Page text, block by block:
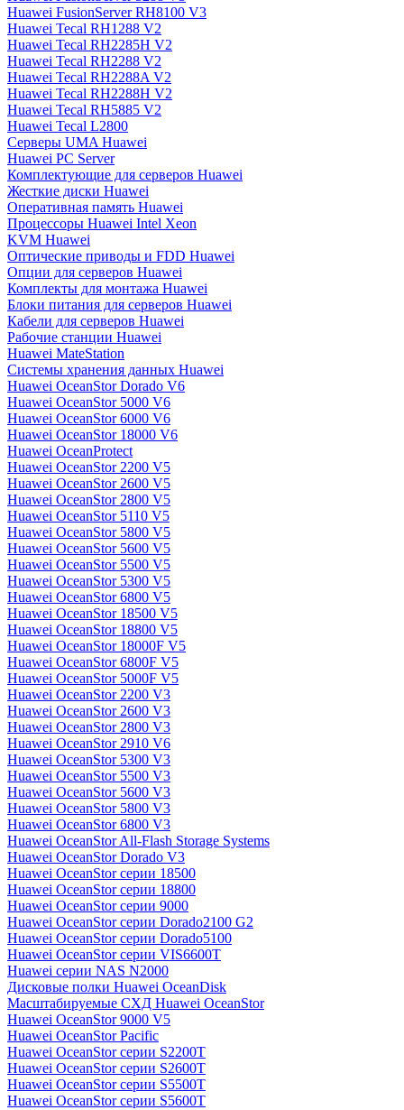
Huawei FusionServer RH8100 V3
Huawei Tecal RH1288 V2
Huawei Tecal RH2285H V2
Huawei Tecal RH2288 V2
Huawei Tecal RH2288A V2
Huawei Tecal RH2288H V2
Huawei Tecal RH5885 V2
Huawei Tecal L2800
Серверы UMA Huawei
Huawei PC Server
Комплектующие для серверов Huawei
Жесткие диски Huawei
Оперативная память Huawei
Процессоры Huawei Intel Xeon
KVM Huawei
Оптические приводы и FDD Huawei
Опции для серверов Huawei
Комплекты для монтажа Huawei
Блоки питания для серверов Huawei
Кабели для серверов Huawei
Рабочие станции Huawei
Huawei MateStation
Системы хранения данных Huawei
Huawei OceanStor Dorado V6
Huawei OceanStor 5000 V6
Huawei OceanStor 6000 V6
Huawei OceanStor 18000 V6
Huawei OceanProtect
Huawei OceanStor 2200 V5
Huawei OceanStor 2600 V5
Huawei OceanStor 2800 V5
Huawei OceanStor 5110 V5
Huawei OceanStor 5800 V5
Huawei OceanStor 5600 V5
Huawei OceanStor 5500 V5
Huawei OceanStor 5300 V5
Huawei OceanStor 6800 V5
Huawei OceanStor 18500 V5
Huawei OceanStor 18800 V5
Huawei OceanStor 18000F V5
Huawei OceanStor 6800F V5
Huawei OceanStor 5000F V5
Huawei OceanStor 2200 V3
Huawei OceanStor 2600 V3
Huawei OceanStor 2800 V3
Huawei OceanStor 2910 V6
Huawei OceanStor 5300 V3
Huawei OceanStor 5500 V3
Huawei OceanStor 5600 V3
Huawei OceanStor 5800 V3
Huawei OceanStor 6800 V3
Huawei OceanStor All-Flash Storage Systems
Huawei OceanStor Dorado V3
Huawei OceanStor серии 18500
Huawei OceanStor серии 18800
Huawei OceanStor серии 9000
Huawei OceanStor серии Dorado2100 G2
Huawei OceanStor серии Dorado5100
Huawei OceanStor серии VIS6600T
Huawei серии NAS N2000
Дисковые полки Huawei OceanDisk
Масштабируемые СХД Huawei OceanStor
Huawei OceanStor 9000 V5
Huawei OceanStor Pacific
Huawei OceanStor серии S2200T
Huawei OceanStor серии S2600T
Huawei OceanStor серии S5500T
Huawei OceanStor серии S5600T